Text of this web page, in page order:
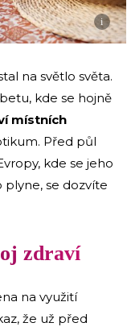
i
na světlo světa.
kde se hojně
místních
Před půl
kde se jeho
plyne, se dozvíte
zdraví
na využití
že už před